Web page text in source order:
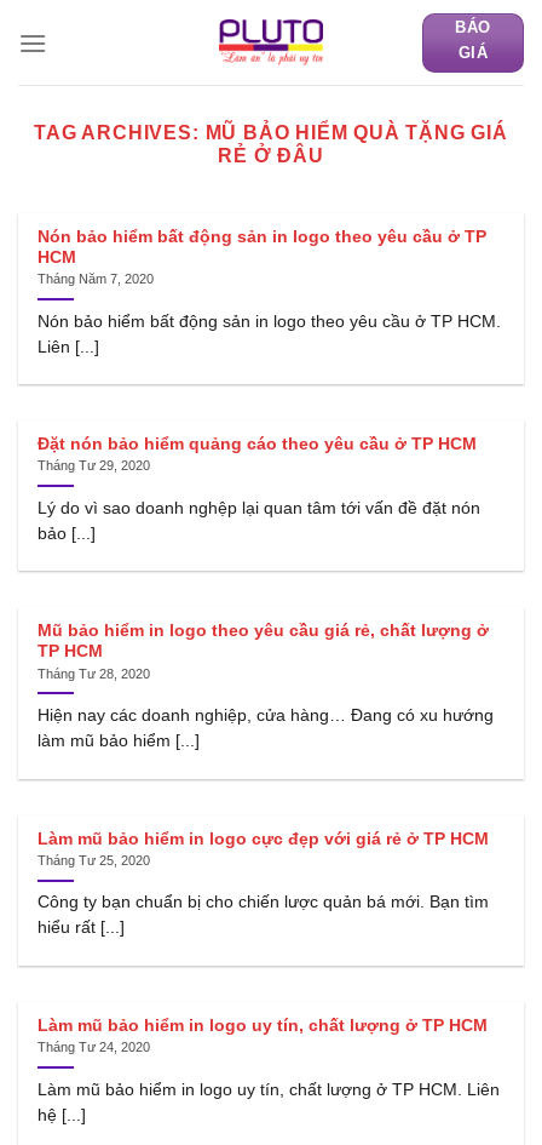
BÁO
GIÁ
TAG ARCHIVES: MŨ BẢO HIỂM QUÀ TẶNG GIÁ
RẺ Ở ĐÂU
Nón bảo hiểm bất động sản in logo theo yêu cầu ở TP
HCM
Tháng Năm 7, 2020
Nón bảo hiểm bất động sản in logo theo yêu cầu ở TP HCM.
Liên [...]
Đặt nón bảo hiểm quảng cáo theo yêu cầu ở TP HCM
Tháng Tư 29, 2020
Lý do vì sao doanh nghệp lại quan tâm tới vấn đề đặt nón
bảo [...]
Mũ bảo hiểm in logo theo yêu cầu giá rẻ, chất lượng ở
TP HCM
Tháng Tư 28, 2020
Hiện nay các doanh nghiệp, cửa hàng… Đang có xu hướng
làm mũ bảo hiểm [...]
Làm mũ bảo hiểm in logo cực đẹp với giá rẻ ở TP HCM
Tháng Tư 25, 2020
Công ty bạn chuẩn bị cho chiến lược quản bá mới. Bạn tìm
hiểu rất [...]
Làm mũ bảo hiểm in logo uy tín, chất lượng ở TP HCM
Tháng Tư 24, 2020
Làm mũ bảo hiểm in logo uy tín, chất lượng ở TP HCM. Liên
hệ [...]